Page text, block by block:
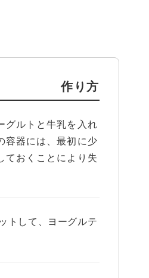
作り方
グルトと牛乳を入れ
容器には、最初に少
ておくことにより失
トして、ヨーグルテ